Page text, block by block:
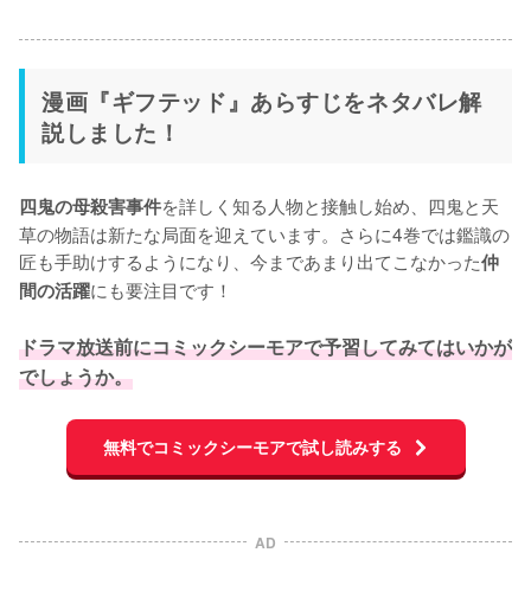
漫画『ギフテッド』あらすじをネタバレ解
説しました！
四鬼の母殺害事件を詳しく知る人物と接触し始め、四鬼と天
草の物語は新たな局面を迎えています。さらに4巻では鑑識の
匠も手助けするようになり、今まであまり出てこなかった仲
間の活躍にも要注目です！
ドラマ放送前にコミックシーモアで予習してみてはいかが
でしょうか。
無料でコミックシーモアで試し読みする
AD